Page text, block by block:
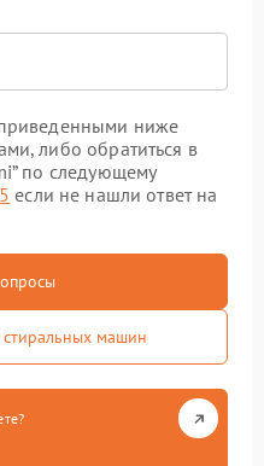
ниже
либо обратиться в
по следующему
если не нашли ответ на
машин